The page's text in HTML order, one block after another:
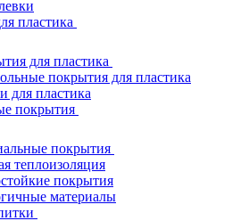
пластика
для пластика
покрытия для пластика
для пластика
покрытия
покрытия
теплоизоляция
покрытия
материалы